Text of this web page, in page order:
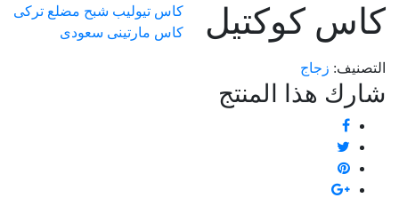
كاس تيوليب شبح مضلع تركى
كاس مارتينى سعودى
كاس كوكتيل
التصنيف: زجاج
شارك هذا المنتج